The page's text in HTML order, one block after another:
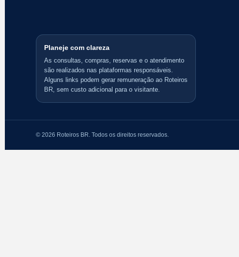
Planeje com clareza
As consultas, compras, reservas e o atendimento
são realizados nas plataformas responsáveis.
Alguns links podem gerar remuneração ao Roteiros
BR, sem custo adicional para o visitante.
© 2026 Roteiros BR. Todos os direitos reservados.